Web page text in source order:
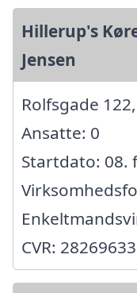
Hillerup's
Jensen
Rolfsgade
Ansatte: 0
Startdato: 08.
CVR: 28269633